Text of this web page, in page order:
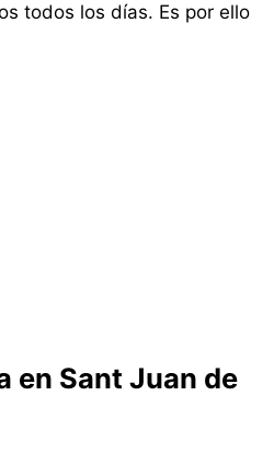
todos los días. Es por ello
en Sant Juan de